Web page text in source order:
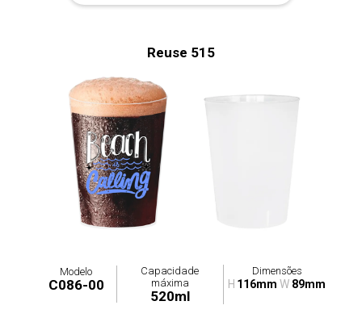
Reuse 515
Modelo
C086-00
Capacidade
máxima
520ml
Dimensões
H 116mm W 89mm